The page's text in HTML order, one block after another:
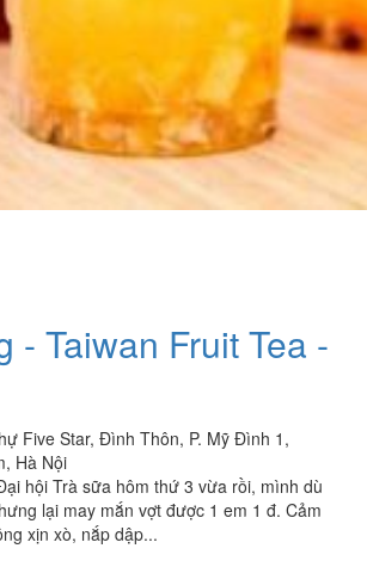
- Taiwan Fruit Tea -
Five Star, Đình Thôn, P. Mỹ Đình 1,
Hà Nội
hội Trà sữa hôm thứ 3 vừa rồi, mình dù
lại may mắn vợt được 1 em 1 đ. Cảm
xịn xò, nắp dập...